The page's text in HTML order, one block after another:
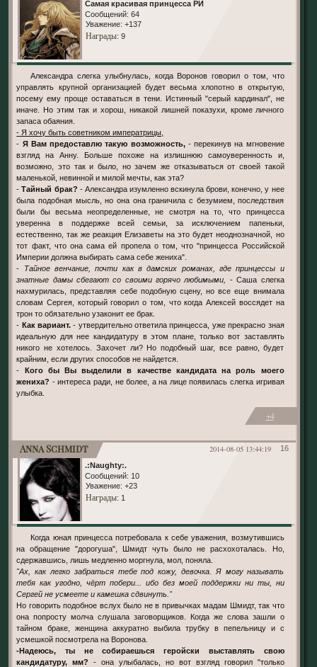
Самая красивая принцесса РИ
Сообщений: 64
Уважение: +137
Награды: 9
Александра слегка улыбнулась, когда Воронов говорил о том, что
управлять крупной организацией будет весьма хлопотно в открытую,
посему ему проще оставаться в тени. Истинный "серый кардинал", не
иначе. Но этим так и хорош, никакой лишней показухи, кроме личного
запаса обаяния.
- Я хочу быть советником императрицы,
- Я Вам предоставлю такую возможность, - перекинув на мгновение
взгляд на Анну. Больше похоже на излишнюю самоуверенность и,
возможно, это так и было, но зачем же отказываться от своей такой
маленькой, невинной и милой мечты, как эта?
-Тайный брак? - Александра изумленно вскинула брови, конечно, у нее
была подобная мысль, но она она граничила с безумием, последствия
были бы весьма неопределенные, не смотря на то, что принцесса
уверенна в поддержке всей семьи, за исключением папеньки,
естественно, так же реакция Елизаветы на это будет неоднозначной, но
тот факт, что она сама ей пропела о том, что "принцесса Российской
Империи должна выбирать сама себе жениха".
-
Тайное венчание, почти как в дамских романах, где принцессы и
знатные дамы сбегают со своими горячо любимыми,
- Саша слегка
нахмурилась, представляя себе подобную сцену, но все еще внимала
словам Сергея, который говорил о том, что когда Алексей воссядет на
трон то обязательно узаконит ее брак.
- Как вариант. - утвердительно ответила принцесса, уже прекрасно зная
идеальную для нее кандидатуру в этом плане, только вот заставлять
никого не хотелось. Захочет ли? Но подобный шаг, все равно, будет
крайним, если других способов не найдется.
- Кого бы Вы выделили в качестве кандидата на роль моего
жениха? - интереса ради, не более, а на лице появилась слегка игривая
улыбка.
+4
16
2014-08-05 13:44:19
Anna Schmidt
.:Naughty:.
Сообщений: 10
Уважение: +23
Награды: 1
Когда юная принцесса потребовала к себе уважения, возмутившись
на обращение "дорогуша", Шмидт чуть было не расхохоталась. Но,
сдержавшись, лишь медленно моргнула, мол, поняла.
"Ах, как легко забраться тебе под кожу, девочка. Я могу называть
тебя как угодно, чёрт побери... ибо без моей поддержки ни ты, ни
Сергей не усмеете и камешка сдвинуть."
Но говорить подобное вслух было не в привычках мадам Шмидт, так что
она попросту молча слушала заговорщиков. Когда же слова зашли о
тайном браке, женщина аккуратно выбила трубку в пепельницу и с
усмешкой посмотрела на Воронова.
-Надеюсь, ты не собираешься геройски выставлять свою
кандидатуру, мм?
- она улыбалась, но вот взгляд говорил "только